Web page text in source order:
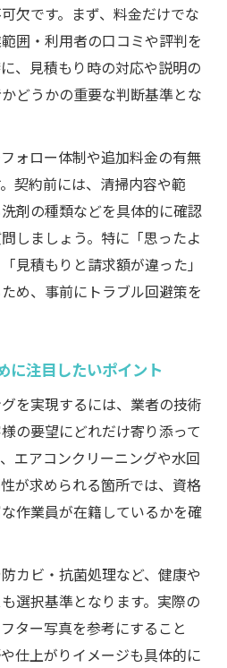
信頼される業者特徴一覧
さが感じられる業者とは
加入済みかを見極める
欠です。まず、料金だけでな
囲・利用者の口コミや評判を
、見積もり時の対応や説明の
どうかの重要な判断基準とな
ォロー体制や追加料金の有無
契約前には、清掃内容や範
剤の種類などを具体的に確認
しましょう。特に「思ったよ
見積もりと請求額が違った」
め、事前にトラブル回避策を
に注目したいポイント
を実現するには、業者の技術
の要望にどれだけ寄り添って
エアコンクリーニングや水回
が求められる箇所では、資格
作業員が在籍しているかを確
カビ・抗菌処理など、健康や
選択基準となります。実際の
ター写真を参考にすること
仕上がりイメージも具体的に